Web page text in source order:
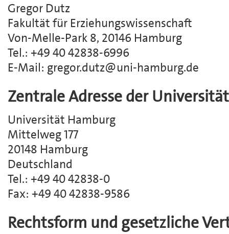
Gregor Dutz
Fakultät für Erziehungswissenschaft
Von-Melle-Park 8, 20146 Hamburg
Tel.: +49 40 42838-6996
E-Mail: gregor.dutz@uni-hamburg.de
Zentrale Adresse der
Universität Hamburg
Mittelweg 177
20148 Hamburg
Deutschland
Tel.: +49 40 42838-0
Fax: +49 40 42838-9586
Rechtsform und gesetzliche